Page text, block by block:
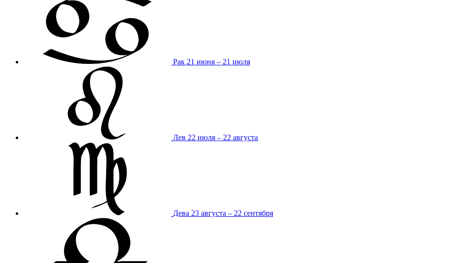
Рак 21 июня – 21 июля
Лев 22 июля – 22 августа
Дева 23 августа – 22 сентября